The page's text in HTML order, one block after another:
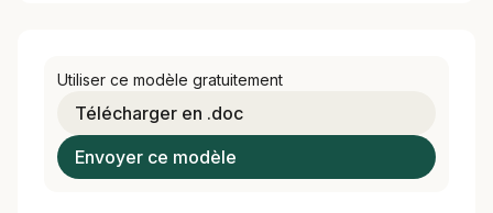
Utiliser ce modèle gratuitement
Télécharger en .doc
Envoyer ce modèle